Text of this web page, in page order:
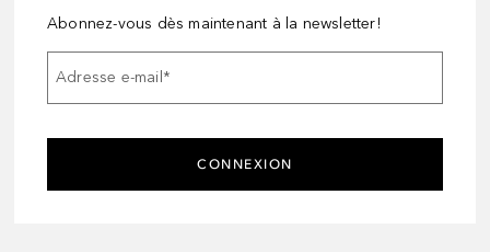
Abonnez-vous dès maintenant à la newsletter!
Adresse e-mail*
CONNEXION